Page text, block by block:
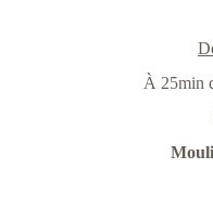
À 25min